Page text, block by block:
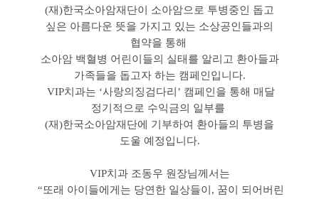
(재)한국소아암재단이 소아암으로 투병중인 돕고
싶은 아름다운 뜻을 가지고 있는 소상공인들과의
협약을 통해
소아암 백혈병 어린이들의 실태를 알리고 환아들과
가족들을 돕고자 하는 캠페인입니다.
VIP치과는 ‘사랑의징검다리’ 캠페인을 통해 매달
정기적으로 수익금의 일부를
(재)한국소아암재단에 기부하여 환아들의 투병을
도울 예정입니다.
VIP치과 조동우 원장님께서는
“또래 아이들에게는 당연한 일상들이, 꿈이 되어버린